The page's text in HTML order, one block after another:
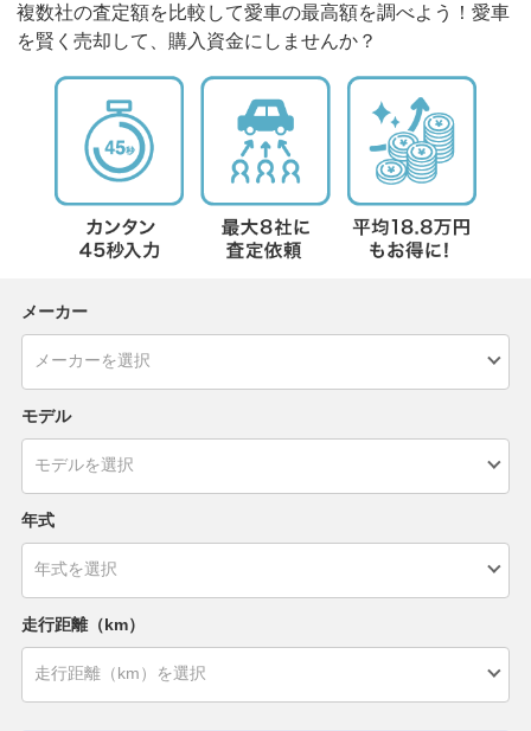
複数社の査定額を比較して愛車の最高額を調べよう！愛車
を賢く売却して、購入資金にしませんか？
メーカー
モデル
年式
走行距離（km）